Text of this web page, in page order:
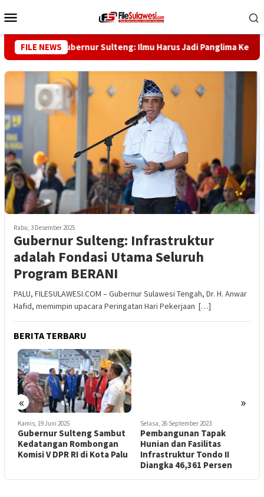
ke
Mobile
FILE NEWS
Saggaf, Gubernur Sulteng: Ilmu Harus Jadi Panglima Kehidupan
Rabu, 3 Desember 2025
Gubernur Sulteng: Infrastruktur
adalah Fondasi Utama Seluruh
Program BERANI
PALU, FILESULAWESI.COM – Gubernur Sulawesi Tengah, Dr. H. Anwar
Hafid, memimpin upacara Peringatan Hari Pekerjaan […]
BERITA TERBARU
« »
Kamis, 19 Juni 2025
Gubernur Sulteng Sambut
Kedatangan Rombongan
Komisi V DPR RI di Kota Palu
Selasa, 26 September 2023
Pembangunan Tapak
Hunian dan Fasilitas
Infrastruktur Tondo II
Diangka 46,361 Persen